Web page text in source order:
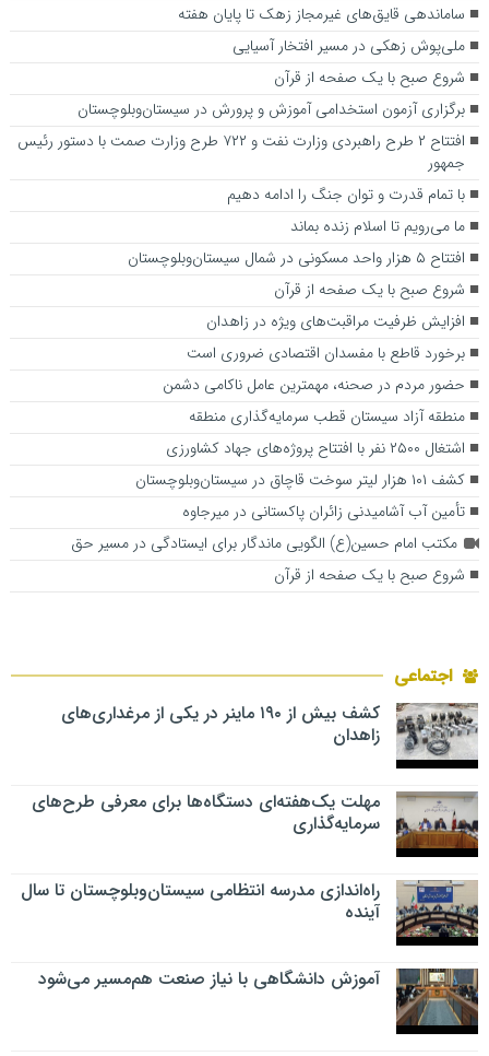
ساماندهی قایق‌های غیرمجاز زهک تا پایان هفته
ملی‌پوش زهکی در مسیر افتخار آسیایی
شروع صبح با یک صفحه از قرآن
برگزاری آزمون استخدامی آموزش و پرورش در سیستان‌وبلوچستان
افتتاح ۲ طرح راهبردی وزارت نفت و ۷۲۲ طرح وزارت صمت با دستور رئیس
جمهور
با تمام ﻗﺪرت و ﺗﻮان ﺟﻨﮓ را اداﻣﻪ دﻫﯿﻢ
ما می‌رویم تا اسلام زنده بماند
افتتاح ۵ هزار واحد مسکونی در شمال سیستان‌وبلوچستان
شروع صبح با یک صفحه از قرآن
افزایش ظرفیت مراقبت‌های ویژه در زاهدان
برخورد قاطع با مفسدان اقتصادی ضروری است
حضور مردم در صحنه، مهمترین عامل ناکامی دشمن
منطقه آزاد سیستان قطب سرمایه‌گذاری منطقه
اشتغال ۲۵۰۰ نفر با افتتاح پروژه‌های جهاد کشاورزی
کشف ۱۰۱ هزار لیتر سوخت قاچاق در سیستان‌وبلوچستان
تأمین آب آشامیدنی زائران پاکستانی در میرجاوه
مکتب امام حسین(ع) الگویی ماندگار برای ایستادگی در مسیر حق
شروع صبح با یک صفحه از قرآن
اجتماعی
کشف بیش از ۱۹۰ ماینر در یکی از مرغداری‌های
زاهدان
مهلت یک‌هفته‌ای دستگاه‌ها برای معرفی طرح‌های
سرمایه‌گذاری
راه‌اندازی مدرسه انتظامی سیستان‌وبلوچستان تا سال
آینده
آموزش دانشگاهی با نیاز صنعت هم‌مسیر می‌شود